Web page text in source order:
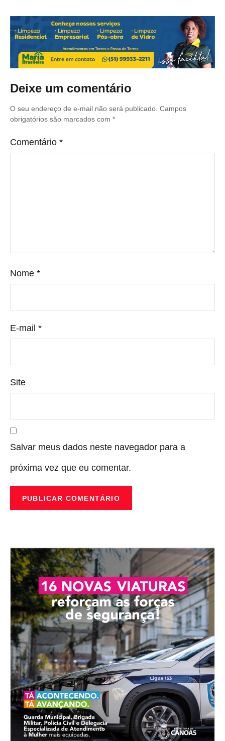
Deixe um comentário
O seu endereço de e-mail não será publicado. Campos
obrigatórios são marcados com *
Comentário *
Nome *
E-mail *
Site
Salvar meus dados neste navegador para a
próxima vez que eu comentar.